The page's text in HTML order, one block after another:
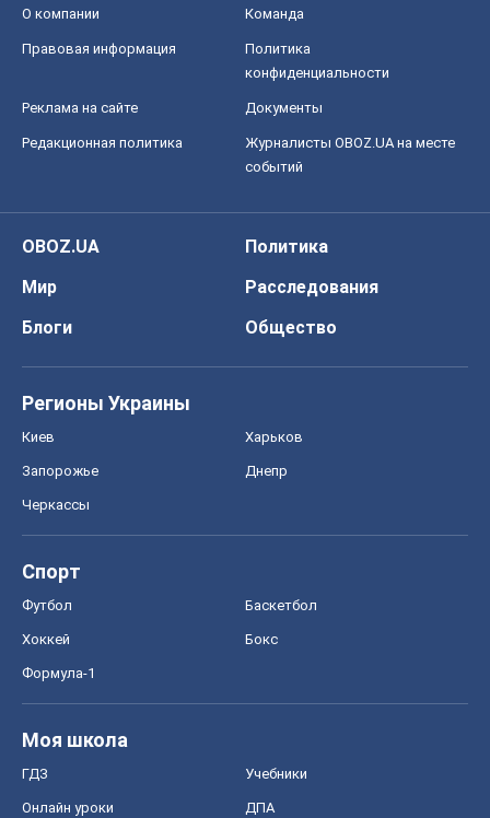
О компании Команда
Правовая информация
Политика
конфиденциальности
Реклама на сайте Документы
Редакционная политика
Журналисты OBOZ.UA на месте
событий
OBOZ.UA
Политика
Мир
Расследования
Блоги
Общество
Регионы Украины
Киев Харьков
Запорожье Днепр
Черкассы
Спорт
Футбол Баскетбол
Хоккей Бокс
Формула-1
Моя школа
ГДЗ Учебники
Онлайн уроки ДПА